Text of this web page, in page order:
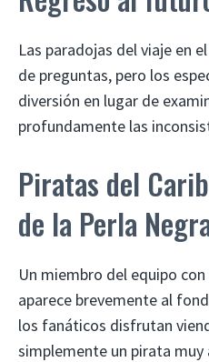
Las paradojas del viaje en
de preguntas, pero los
diversión en lugar de
profundamente las
Piratas del
de la Perla
Un miembro del equipo
aparece brevemente al
los fanáticos disfrutan
simplemente un pirata muy